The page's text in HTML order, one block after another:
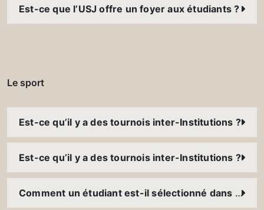
Est-ce que l’USJ offre un foyer aux étudiants ?
Le sport
Est-ce qu’il y a des tournois inter-Institutions ?
Est-ce qu’il y a des tournois inter-Institutions ?
Comment un étudiant est-il sélectionné dans une sélection sportive ?